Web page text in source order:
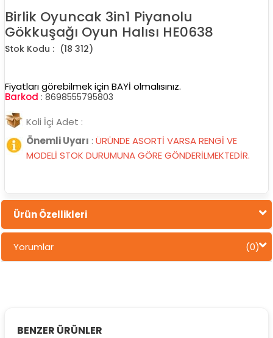
Birlik Oyuncak 3in1 Piyanolu
Gökkuşağı Oyun Halısı HE0638
(18 312)
Fiyatları görebilmek için BAYİ olmalısınız.
Barkod : 8698555795803
Koli İçi Adet :
Önemli Uyarı : ÜRÜNDE ASORTİ VARSA RENGİ VE
MODELİ STOK DURUMUNA GÖRE GÖNDERİLMEKTEDİR.
Ürün Özellikleri
Yorumlar (0)
BENZER ÜRÜNLER